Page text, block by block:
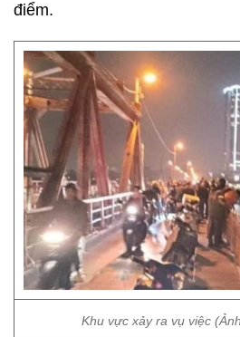
điểm.
Khu vực xảy ra vụ việc